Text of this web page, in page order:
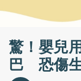
驚！嬰兒
巴 恐傷